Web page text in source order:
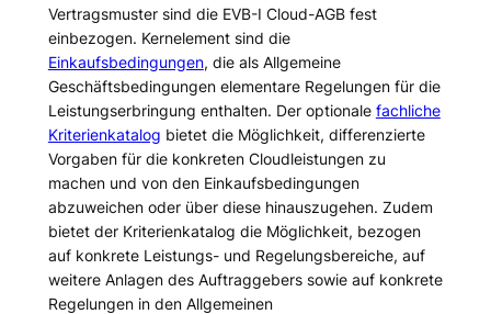
Vertragsmuster sind die EVB-I Cloud-AGB fest
einbezogen. Kernelement sind die
Einkaufsbedingungen, die als Allgemeine
Geschäftsbedingungen elementare Regelungen für die
Leistungserbringung enthalten. Der optionale fachliche
Kriterienkatalog bietet die Möglichkeit, differenzierte
Vorgaben für die konkreten Cloudleistungen zu
machen und von den Einkaufsbedingungen
abzuweichen oder über diese hinauszugehen. Zudem
bietet der Kriterienkatalog die Möglichkeit, bezogen
auf konkrete Leistungs- und Regelungsbereiche, auf
weitere Anlagen des Auftraggebers sowie auf konkrete
Regelungen in den Allgemeinen